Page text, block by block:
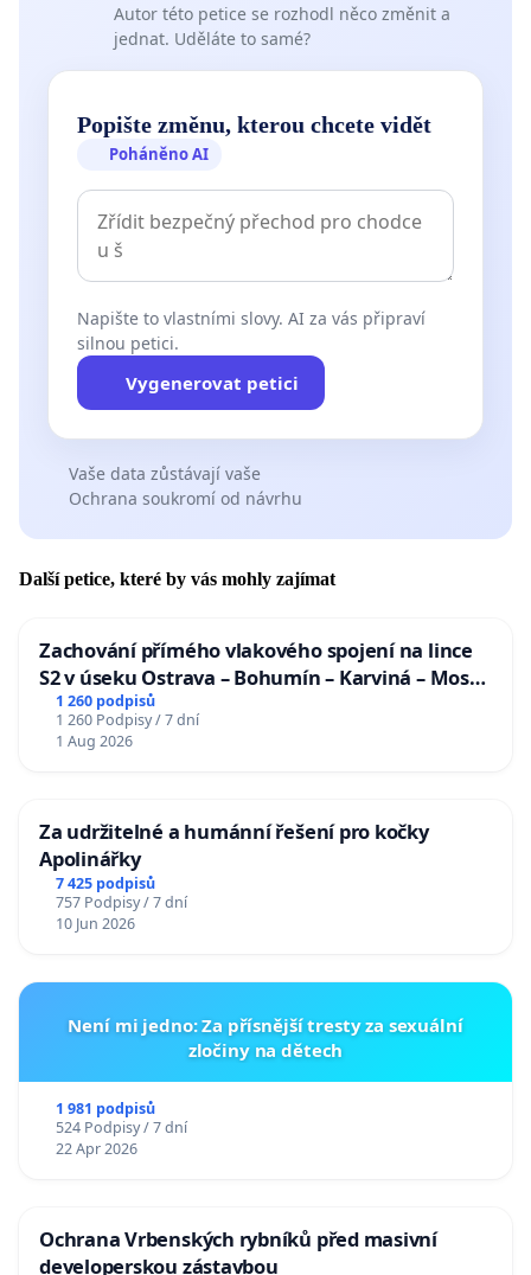
Autor této petice se rozhodl něco změnit a
jednat. Uděláte to samé?
Popište změnu, kterou chcete vidět
Poháněno AI
Napište to vlastními slovy. AI za vás připraví
silnou petici.
Vygenerovat petici
Vaše data zůstávají vaše
Ochrana soukromí od návrhu
Další petice, které by vás mohly zajímat
Zachování přímého vlakového spojení na lince
S2 v úseku Ostrava – Bohumín – Karviná – Mosty
u Jablunkova
1 260 podpisů
1 260 Podpisy / 7 dní
1 Aug 2026
Za udržitelné a humánní řešení pro kočky
Apolinářky
7 425 podpisů
757 Podpisy / 7 dní
10 Jun 2026
Není mi jedno: Za přísnější tresty za sexuální
zločiny na dětech
1 981 podpisů
524 Podpisy / 7 dní
22 Apr 2026
Ochrana Vrbenských rybníků před masivní
developerskou zástavbou